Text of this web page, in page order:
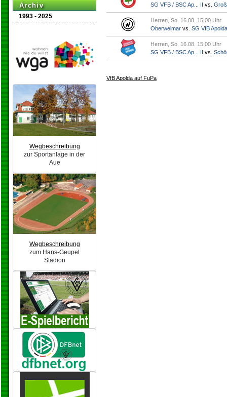
Archiv
1993 - 2025
Wegbeschreibung
zur Sportanlage in der
Aue
Wegbeschreibung
zum Hans-Geupel
Stadion
SG VFB / BSC Ap... II vs.
Herren, So. 16.08. 15:00 Uhr
Oberweimar vs. SG VfB Apolda
Herren, So. 16.08. 15:00 Uhr
SG VFB / BSC Ap... II vs.
VfB Apolda auf FuPa